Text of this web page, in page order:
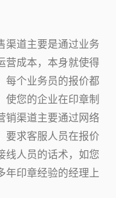
渠道主要是通过业务
营成本，本身就使得
每个业务员的报价都
使您的企业在印章制
销渠道主要通过网络
要求客服人员在报价
线人员的话术，如您
年印章经验的经理上